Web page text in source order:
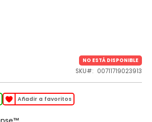
NO ESTÁ DISPONIBLE
SKU 00711719023913
Añadir a favoritos